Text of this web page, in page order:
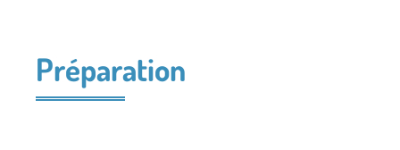
Préparation